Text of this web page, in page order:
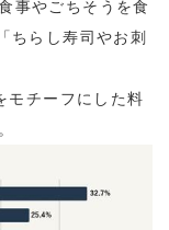
事やごちそうを食
ちらし寿司やお刺
モチーフにした料